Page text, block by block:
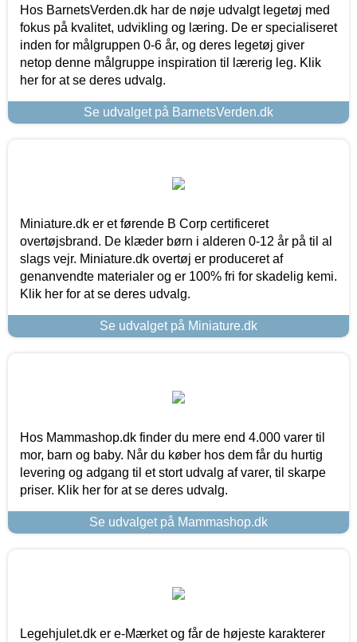
Hos BarnetsVerden.dk har de nøje udvalgt legetøj med
fokus på kvalitet, udvikling og læring. De er specialiseret
inden for målgruppen 0-6 år, og deres legetøj giver
netop denne målgruppe inspiration til lærerig leg. Klik
her for at se deres udvalg.
Se udvalget på BarnetsVerden.dk
Miniature.dk er et førende B Corp certificeret
overtøjsbrand. De klæder børn i alderen 0-12 år på til al
slags vejr. Miniature.dk overtøj er produceret af
genanvendte materialer og er 100% fri for skadelig kemi.
Klik her for at se deres udvalg.
Se udvalget på Miniature.dk
Hos Mammashop.dk finder du mere end 4.000 varer til
mor, barn og baby. Når du køber hos dem får du hurtig
levering og adgang til et stort udvalg af varer, til skarpe
priser. Klik her for at se deres udvalg.
Se udvalget på Mammashop.dk
Legehjulet.dk er e-Mærket og får de højeste karakterer